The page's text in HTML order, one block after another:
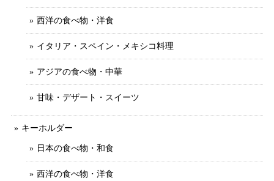
西洋の食べ物・洋食
イタリア・スペイン・メキシコ料理
アジアの食べ物・中華
甘味・デザート・スイーツ
キーホルダー
日本の食べ物・和食
西洋の食べ物・洋食